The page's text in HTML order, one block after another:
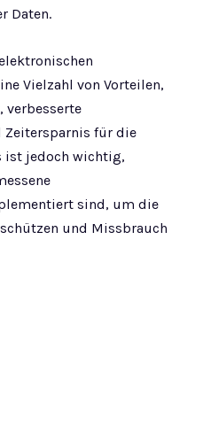
Daten.
Vielzahl von Vorteilen,
verbesserte
für die
ist jedoch wichtig,
sind, um die
und Missbrauch